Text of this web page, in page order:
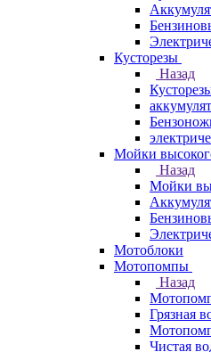
Кусторезы
Назад
Мойки
Назад
Мойки
Мотоблоки
Мотопомпы
Назад
Грязная
Чистая